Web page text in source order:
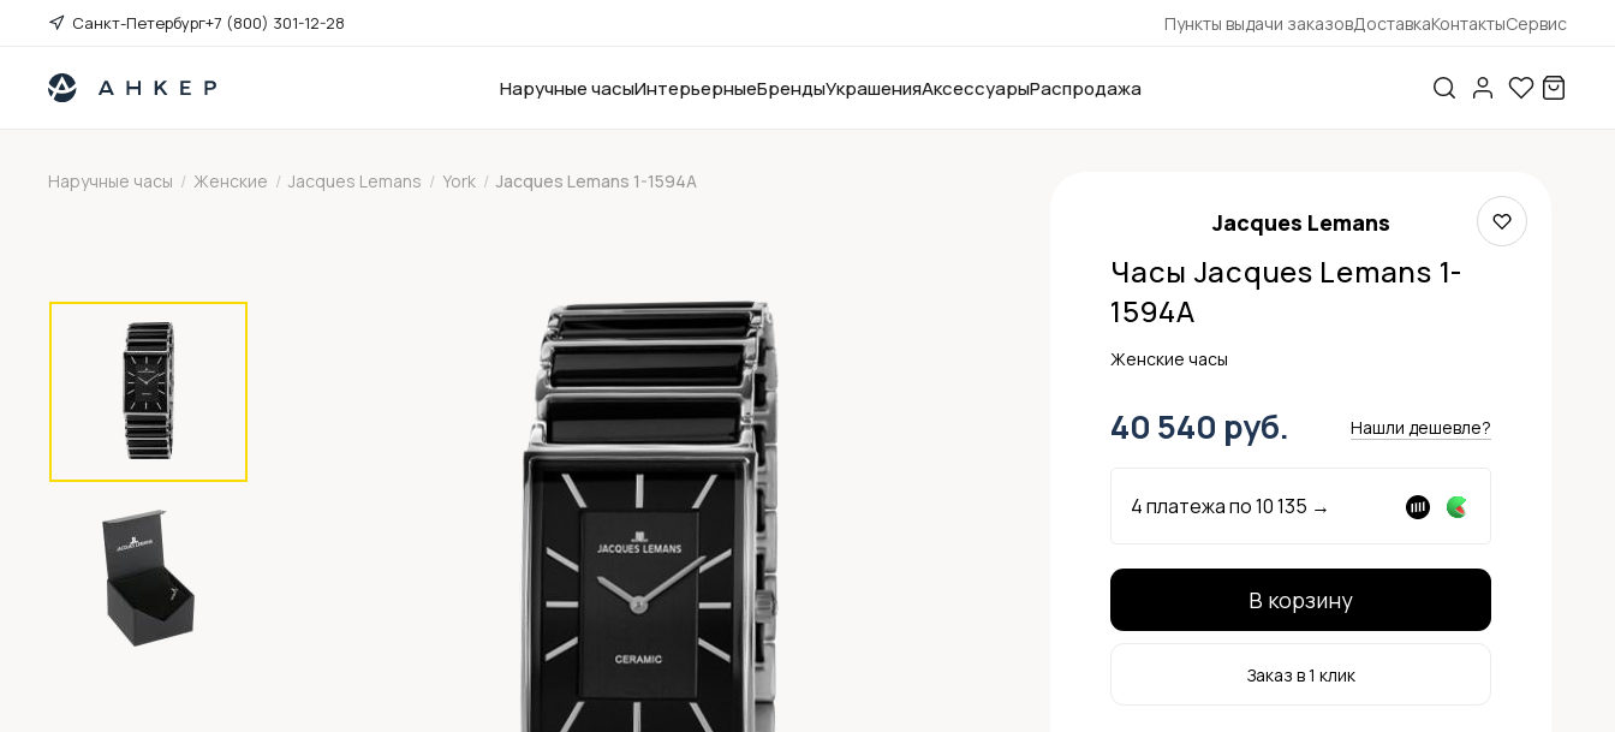
Санкт-Петербург+7 (800) 301-12-28 Пункты выдачи заказовДоставкаКонтактыСервис
Наручные часыИнтерьерныеБрендыУкрашенияАксессуарыРаспродажа
Наручные часы / Женские / Jacques Lemans / York / Jacques Lemans 1-1594A
Jacques Lemans
Часы Jacques Lemans 1-
1594A
Женские часы
40 540 руб. Нашли дешевле?
4 платежа по10 135 →
В корзину
Заказ в 1 клик